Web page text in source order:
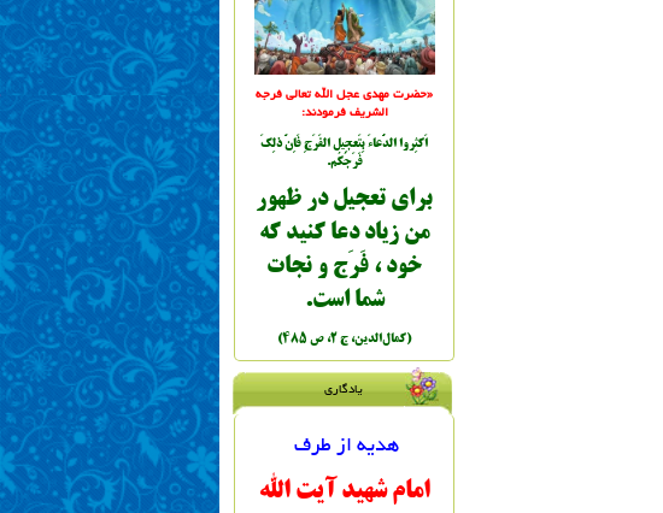
«حضرت مهدي عجل الله تعالی فرجه
الشریف فرمودند:
اَكثِروا الدُّعاءَ بِتَعجِيل الفَرَجِ فَاِنَّ ذلِكَ
فَرَجُكُم.
براي تعجيل در ظهور
من زياد دعا کنيد که
خود ، فَرَج و نجات
شما است.
(کمال‌الدين، ج ٢، ص ٤٨٥)
یادگاری
هدیه از طرف
امام شهید آیت الله